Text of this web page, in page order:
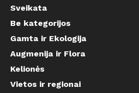
Sveikata
Be kategorijos
Gamta ir Ekologija
Augmenija ir Flora
Kelionės
Vietos ir regionai